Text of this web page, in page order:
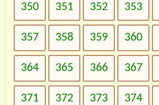
350 351 352 353
357 358 359 360
364 365 366 367
371 372 373 374